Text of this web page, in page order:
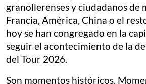
granollerenses y ciudadanos de
Francia, América, China o el
hoy se han congregado en la
seguir el acontecimiento de la
del Tour 2026.
Son momentos históricos.